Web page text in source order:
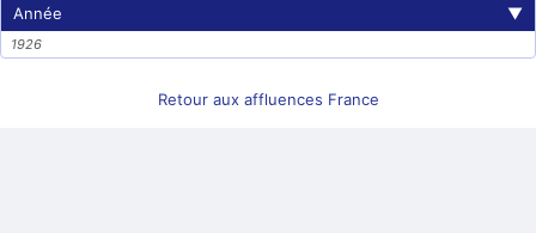
Année ▼
1926
Retour aux affluences France